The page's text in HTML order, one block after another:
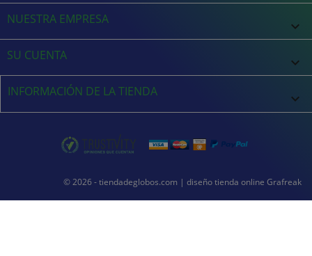
NUESTRA EMPRESA 
SU CUENTA 
INFORMACIÓN DE LA TIENDA keyboard_arrow_down
© 2026 - tiendadeglobos.com | diseño tienda online Grafreak